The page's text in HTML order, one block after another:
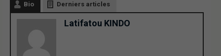
Bio Derniers articles
Latifatou KINDO